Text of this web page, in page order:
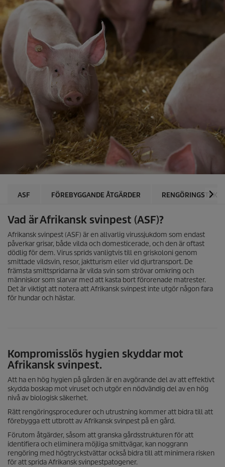
ASF FÖREBYGGANDE ÅTGÄRDER
Vad är Afrikansk svinpest (ASF)?
Afrikansk svinpest (ASF) är en allvarlig virussjukdom som endast
påverkar grisar, både vilda och domesticerade, och den är oftast
dödlig för dem. Virus sprids vanligtvis till en griskoloni genom
smittade vildsvin, resor, jaktturism eller vid djurtransport. De
främsta smittspridarna är vilda svin som strövar omkring och
människor som slarvar med att kasta bort förorenade matrester.
Det är viktigt att notera att Afrikansk svinpest inte utgör någon fara
för hundar och hästar.
Kompromisslös hygien skyddar mot
Afrikansk svinpest.
Att ha en hög hygien på gården är en avgörande del av att effektivt
skydda boskap mot viruset och utgör en nödvändig del av en hög
nivå av biologisk säkerhet.
Rätt rengöringsprocedurer och utrustning kommer att bidra till att
förebygga ett utbrott av Afrikansk svinpest på en gård.
Förutom åtgärder, såsom att granska gårdsstrukturen för att
identifiera och eliminera möjliga smittvägar, kan noggrann
rengöring med högtryckstvättar också bidra till att minimera risken
för att sprida Afrikansk svinpestpatogener.